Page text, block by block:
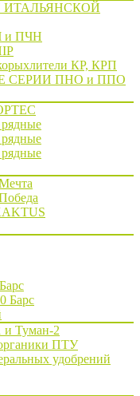
ИТАЛЬЯНСКОЙ
и ПЧН
КР, КРП
СЕРИИ ПНО и ППО
Барс
и Туман-2
ПТУ
удобрений